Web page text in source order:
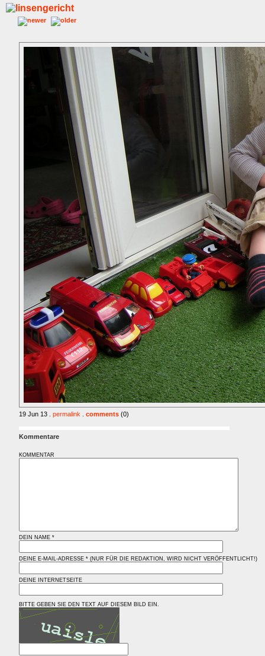
19 Jun 13 . permalink comments (0)
Kommentare
KOMMENTAR
DEIN NAME *
DEINE E-MAIL-ADRESSE * (NUR FÜR DIE REDAKTION, WIRD NICHT VERÖFFENTLICHT!)
DEINE INTERNETSEITE
BITTE GEBEN SIE DEN TEXT AUF DIESEM BILD EIN.